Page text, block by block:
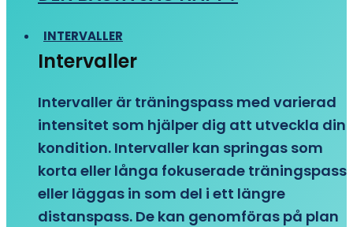
INTERVALLER
Intervaller
Intervaller är träningspass med varierad
intensitet som hjälper dig att utveckla din
kondition. Intervaller kan springas som
korta eller långa fokuserade träningspass
eller läggas in som del i ett längre
distanspass. De kan genomföras på plan